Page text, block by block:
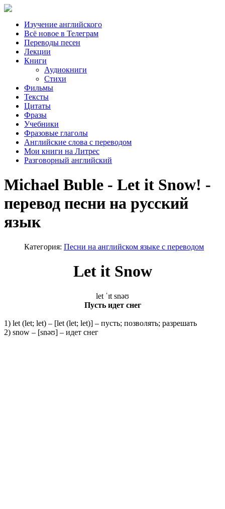
Изучение английского
Всё новое в Телеграм
Переводы песен
Лекции
Книги
Аудиокниги
Стихи
Фильмы
Тексты
Цитаты
Фразы
Учебники
Фразовые глаголы
Английские слова с переводом
Мои книги на Литрес
Разговорный английский
Michael Buble - Let it Snow! -
перевод песни на русский
язык
Категория: Песни на английском языке с переводом
Let it Snow
let ˈɪt snəʊ
Пусть идет снег
1) let (let; let) – [let (let; let)] – пусть; позволять; разрешать
2) snow – [snəʊ] – идет снег